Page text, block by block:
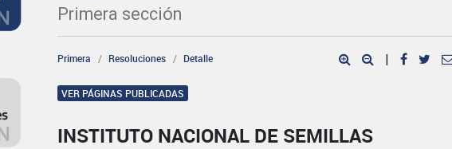
Primera sección
Primera Resoluciones Detalle |
VER PÁGINAS PUBLICADAS
INSTITUTO NACIONAL DE SEMILLAS